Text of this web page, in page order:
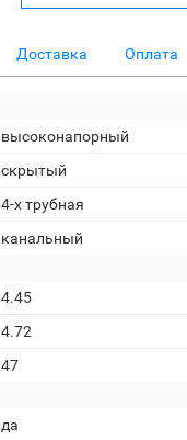
Доставка Оплата
высоконапорный
скрытый
4-х трубная
канальный
4.45
4.72
47
да